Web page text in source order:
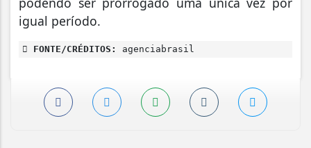
igual período.
FONTE/CRÉDITOS: agenciabrasil